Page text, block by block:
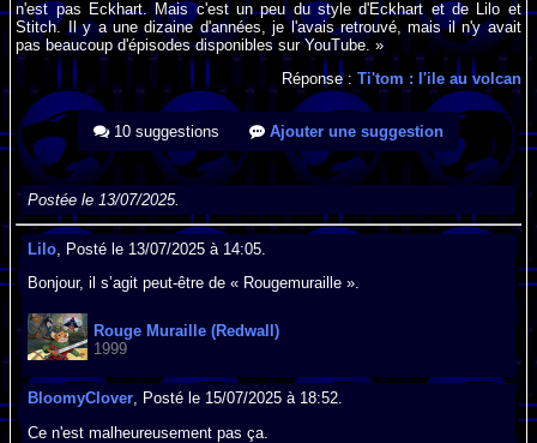
n'est pas Eckhart. Mais c'est un peu du style d'Eckhart et de Lilo et
Stitch. Il y a une dizaine d'années, je l'avais retrouvé, mais il n'y avait
pas beaucoup d'épisodes disponibles sur YouTube. »
Réponse : Ti'tom : l'ile au volcan
10 suggestions Ajouter une suggestion
Postée le 13/07/2025.
Lilo , Posté le 13/07/2025 à 14:05.
Bonjour, il s’agit peut-être de « Rougemuraille ».
Rouge Muraille (Redwall)
1999
BloomyClover, Posté le 15/07/2025 à 18:52.
Ce n'est malheureusement pas ça.